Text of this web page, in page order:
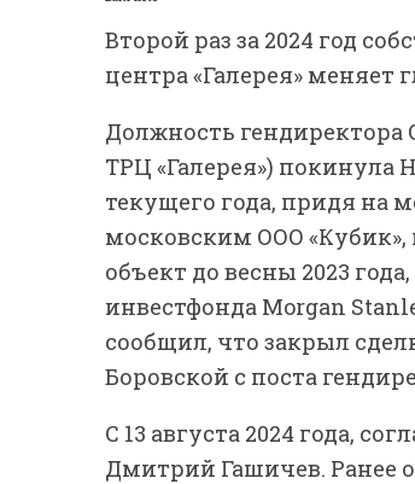
Второй раз за 2024 год
центра «Галерея» меняет
Должность гендиректора
ТРЦ «Галерея») покинула
текущего года, придя на
московским ООО
объект до весны 2023
инвестфонда Morgan
сообщил, что закрыл
Боровской с поста
С 13 августа 2024 года,
Дмитрий Гашичев. Ранее